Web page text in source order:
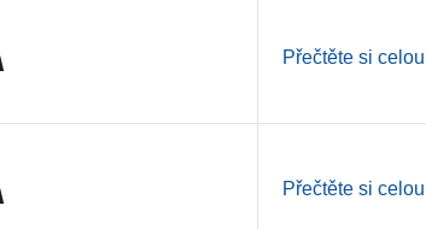
Přečtěte si
Přečtěte si